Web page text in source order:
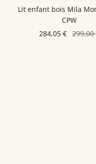
Lit enfant bois Mila
CPW
284,05 € 299,00